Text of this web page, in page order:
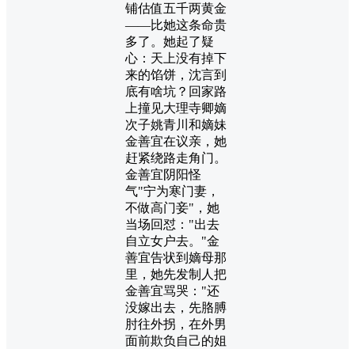
铺估值五千两黄金
——比她这条命贵
多了。她起了疑
心：天上没有掉下
来的馅饼，沈言到
底有啥坑？回家路
上撞见大理寺卿嫡
次子姚青川和嫡妹
金善宜在议亲，她
赶紧绕路走角门。
金善宜阴阳怪
气"宁为寒门妻，
不做高门妾"，她
当场回怼："出去
自立女户去。"金
善宜告状到嫡母那
里，她先发制人把
金善宜骂哭："还
没嫁出去，先胳膊
肘往外拐，在外男
面前欺负自己的姐